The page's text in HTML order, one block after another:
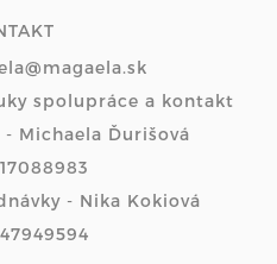
spolupráce a kontakt
Michaela Ďurišová
- Nika Kokiová